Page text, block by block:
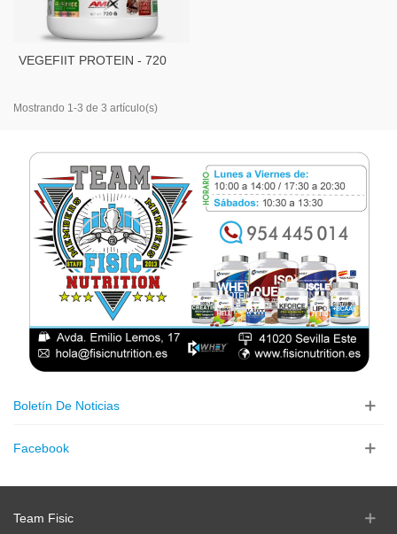
VEGEFIIT PROTEIN - 720
Mostrando 1-3 de 3 artículo(s)
Boletín De Noticias
Facebook
Team Fisic